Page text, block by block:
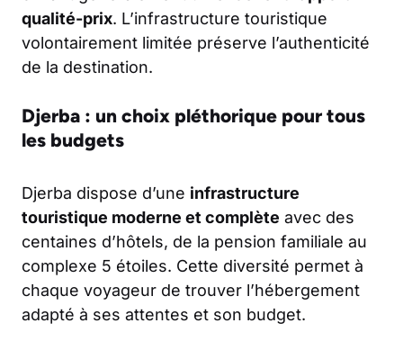
qualité-prix. L’infrastructure touristique
volontairement limitée préserve l’authenticité
de la destination.
Djerba : un choix pléthorique pour tous
les budgets
Djerba dispose d’une infrastructure
touristique moderne et complète avec des
centaines d’hôtels, de la pension familiale au
complexe 5 étoiles. Cette diversité permet à
chaque voyageur de trouver l’hébergement
adapté à ses attentes et son budget.